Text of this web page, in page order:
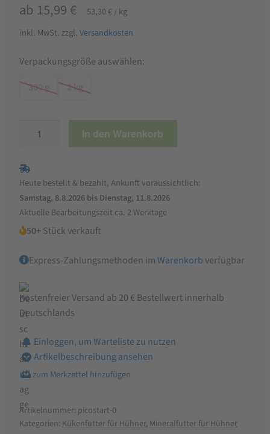
ab 15,99 € 53,30 €/kg
inkl. MwSt. zzgl. Versandkosten
Verpackungsgröße auswählen:
300 g
2 kg
Kükenstarter
Menge
In den Warenkorb
Heute bestellt & bezahlt, Ankunft voraussichtlich:
Samstag, 8.8.2026 bis Dienstag, 11.8.2026
Aktuelle Bearbeitungszeit ca. 2 Werktage
50+Stück verkauft
Express-Zahlungsmethoden imWarenkorb verfügbar
Kostenfreier Versand ab 20 € Bestellwert innerhalb
Deutschlands
Einloggen, um Warteliste zu nutzen
Artikelbeschreibung ansehen
Artikelnummer: picostart-0
Kategorien: Kükenfutter für Hühner, Mineralfutter für Hühner